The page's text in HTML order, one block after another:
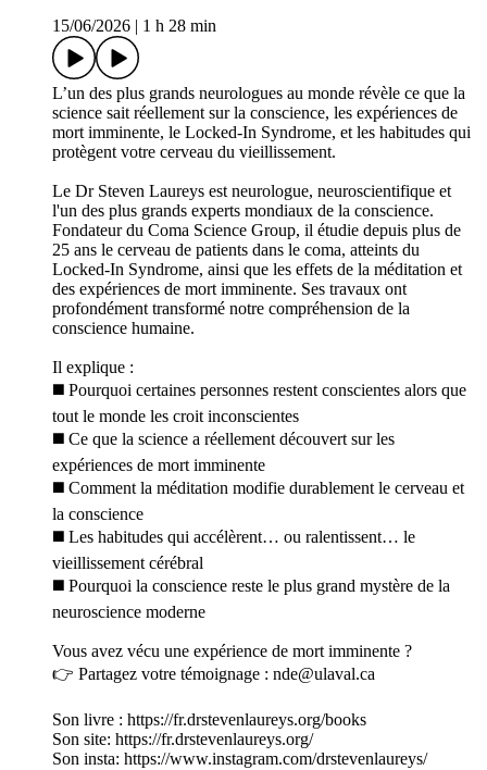
15/06/2026
1 h 28 min
L’un des plus grands neurologues au monde révèle ce que la
science sait réellement sur la conscience, les expériences de
mort imminente, le Locked-In Syndrome, et les habitudes qui
protègent votre cerveau du vieillissement.
Le Dr Steven Laureys est neurologue, neuroscientifique et
l'un des plus grands experts mondiaux de la conscience.
Fondateur du Coma Science Group, il étudie depuis plus de
25 ans le cerveau de patients dans le coma, atteints du
Locked-In Syndrome, ainsi que les effets de la méditation et
des expériences de mort imminente. Ses travaux ont
profondément transformé notre compréhension de la
conscience humaine.
Il explique :
◼️ Pourquoi certaines personnes restent conscientes alors que
tout le monde les croit inconscientes
◼️ Ce que la science a réellement découvert sur les
expériences de mort imminente
◼️ Comment la méditation modifie durablement le cerveau et
la conscience
◼️ Les habitudes qui accélèrent… ou ralentissent… le
vieillissement cérébral
◼️ Pourquoi la conscience reste le plus grand mystère de la
neuroscience moderne
Vous avez vécu une expérience de mort imminente ?
👉 Partagez votre témoignage : nde@ulaval.ca
Son livre : https://fr.drstevenlaureys.org/books
Son site: https://fr.drstevenlaureys.org/
Son insta: https://www.instagram.com/drstevenlaureys/